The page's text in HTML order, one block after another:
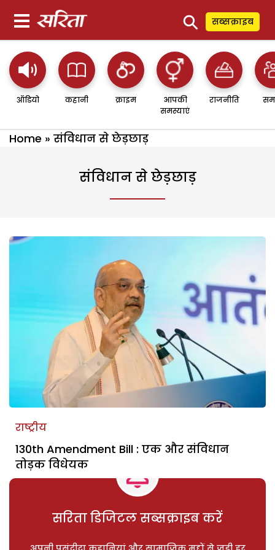
⚲ सब्सक्राइब
ऑडियो कहानी क्राइम
आपकी
समस्याएं
राजनीति
Home » संविधान से छेड़छाड़
संविधान से छेड़छाड़
राष्ट्रीय
130th Amendment Bill : एक और संविधान
तोड़क विधेयक
सरिता डिजिटल सब्सक्राइब करें